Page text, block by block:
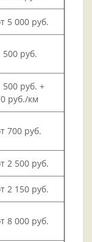
5 000 руб.
500 руб.
500 руб. +
руб./км
700 руб.
2 500 руб.
2 150 руб.
8 000 руб.